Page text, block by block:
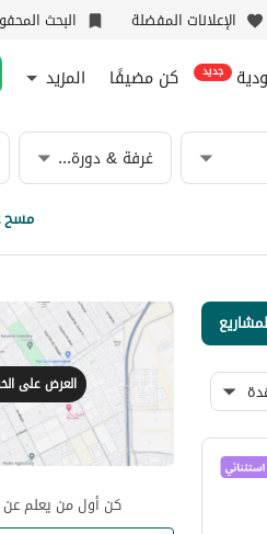
الإعلانات المفضلة البحث
جديد كن مضيفًا المزيد
غرفة & دورة مياه
مسح
العرض على
كن أول من يعلم عن